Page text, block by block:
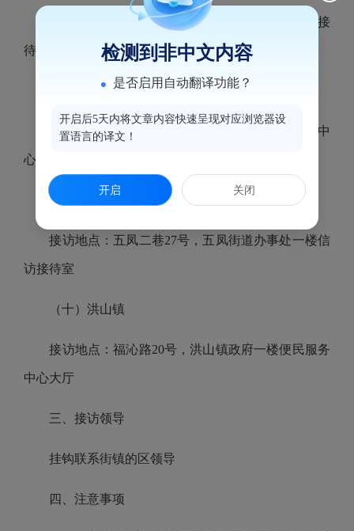
接访地点：华林路19号，华大街道旧楼三楼信访接
待室
（八）水部街道
接访地点：五一中路龙庭路 39号，水部街道综治中
心会议室
（九）五凤街道
接访地点：五凤二巷27号，五凤街道办事处一楼信
访接待室
（十）洪山镇
接访地点：福沁路20号，洪山镇政府一楼便民服务
中心大厅
三、接访领导
挂钩联系街镇的区领导
四、注意事项
检测到非中文内容
是否启用自动翻译功能？
开启后5天内将文章内容快速呈现对应浏览器设
置语言的译文！
开启 关闭